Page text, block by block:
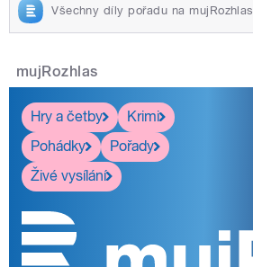
Všechny díly pořadu na mujRozhlas
mujRozhlas
Hry a četby
Krimi
Pohádky
Pořady
Živé vysílání